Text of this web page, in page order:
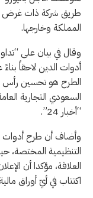
طريق شركة ذات غرض
المملكة وخارجها.
وقال في بيان على
أدوات الدين لاحقاً
الطرح هو تحسين رأس
السعودي التجارية
“أخبار 24”.
وأضاف أن طرح أدوات
التنظيمية المختصة،
العلاقة، مؤكدا أن
اكتتاب في أيّ أوراق